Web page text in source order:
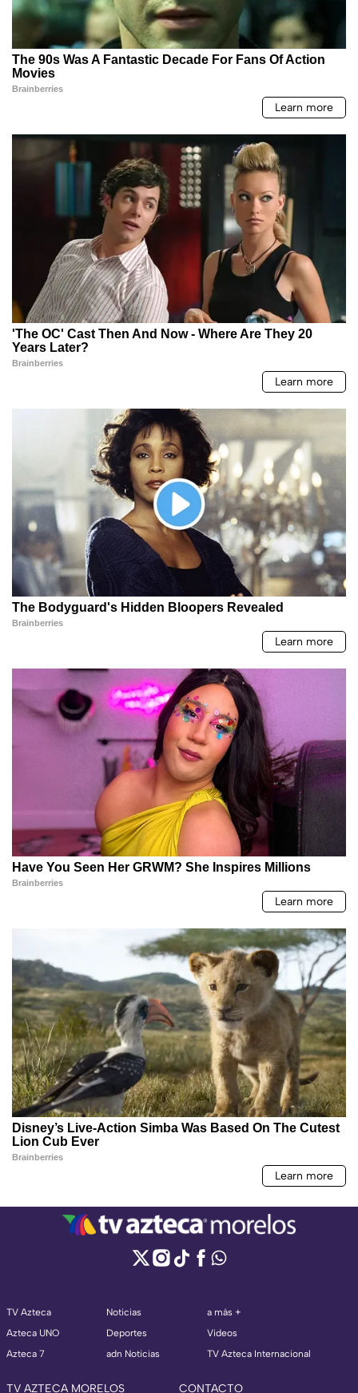
TV Azteca
Azteca UNO
Azteca 7
Noticias
Deportes
adn Noticias
a más +
Videos
TV Azteca Internacional
TV AZTECA MORELOS CONTACTO